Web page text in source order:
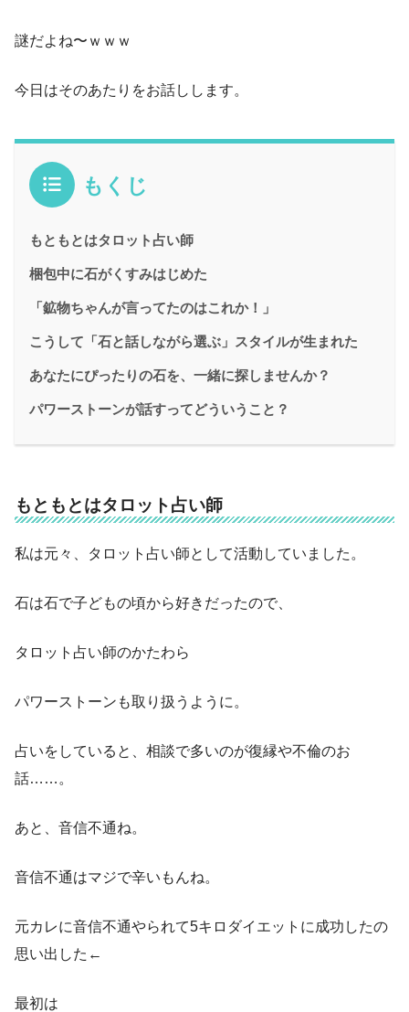
謎だよね〜ｗｗｗ
今日はそのあたりをお話しします。
もくじ
もともとはタロット占い師
梱包中に石がくすみはじめた
「鉱物ちゃんが言ってたのはこれか！」
こうして「石と話しながら選ぶ」スタイルが生まれた
あなたにぴったりの石を、一緒に探しませんか？
パワーストーンが話すってどういうこと？
もともとはタロット占い師
私は元々、タロット占い師として活動していました。
石は石で子どもの頃から好きだったので、
タロット占い師のかたわら
パワーストーンも取り扱うように。
占いをしていると、相談で多いのが復縁や不倫のお
話……。
あと、音信不通ね。
音信不通はマジで辛いもんね。
元カレに音信不通やられて5キロダイエットに成功したの
思い出した←
最初は